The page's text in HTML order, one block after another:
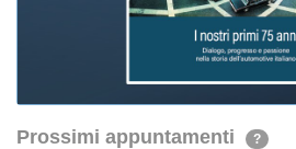
Prossimi appuntamenti ?